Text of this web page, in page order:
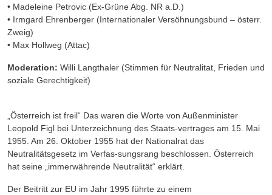
• Madeleine Petrovic (Ex-GrüneAbg. NR a.D.)
• Irmgard Ehrenberger (Internationaler Versöhnungsbund – österr.
Zweig)
• Max Hollweg (Attac)
Moderation: Willi Langthaler (Stimmen für Neutralitat, Frieden und
soziale Gerechtigkeit)
„Österreich ist freil“ Das waren die Worte von Außenminister
Leopold Figl bei Unterzeichnung des Staats-vertrages am 15. Mai
1955. Am 26. Oktober 1955 hat der Nationalrat das
Neutralitätsgesetz im Verfas-sungsrang beschlossen. Österreich
hat seine „immerwährende Neutralität“ erklärt.
Der Beitritt zur EU im Jahr 1995 führte zu einem